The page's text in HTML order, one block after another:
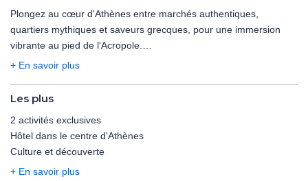
Plongez au cœur d'Athènes entre marchés authentiques,
quartiers mythiques et saveurs grecques, pour une immersion
vibrante au pied de l'Acropole.
Entre découvertes culturelles, dégustations locales et excursions
libre et envoûtant.
+ En savoir plus
Les plus
2 activités exclusives
Hôtel dans le centre d'Athènes
Culture et découverte
+ En savoir plus